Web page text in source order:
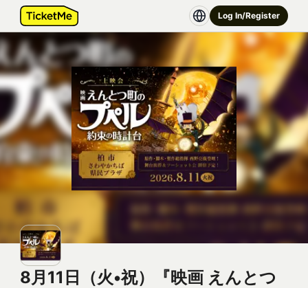
Log In/Register
8月11日（火•祝）『映画 えんとつ